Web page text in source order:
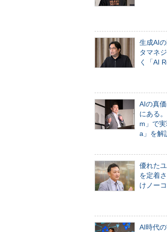
生成AI
タマネ
く「AI
AIの真
にある
m」で
a」を解
優れた
を定着
けノー
AI時代